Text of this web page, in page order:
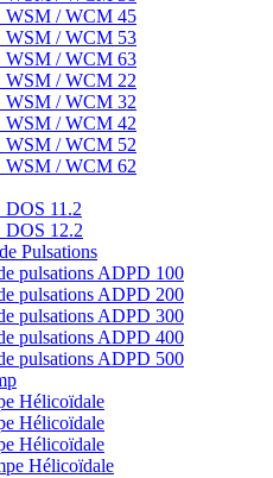
WSM / WCM 45
WSM / WCM 53
WSM / WCM 63
WSM / WCM 22
WSM / WCM 32
WSM / WCM 42
WSM / WCM 52
WSM / WCM 62
11.2
12.2
Pulsations
pulsations ADPD 100
pulsations ADPD 200
pulsations ADPD 300
pulsations ADPD 400
pulsations ADPD 500
Ηélicoïdale
Ηélicoïdale
Ηélicoïdale
Ηélicoïdale